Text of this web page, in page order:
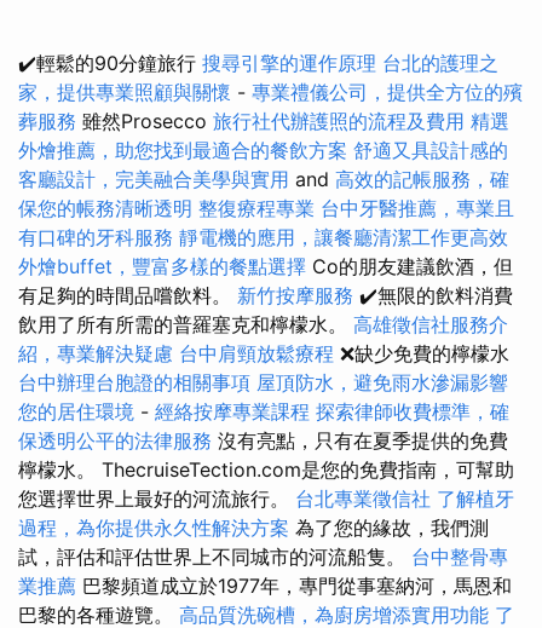
✔️輕鬆的90分鐘旅行 搜尋引擎的運作原理 台北的護理之
家，提供專業照顧與關懷 - 專業禮儀公司，提供全方位的殯
葬服務 雖然Prosecco 旅行社代辦護照的流程及費用 精選
外燴推薦，助您找到最適合的餐飲方案 舒適又具設計感的
客廳設計，完美融合美學與實用 and 高效的記帳服務，確
保您的帳務清晰透明 整復療程專業 台中牙醫推薦，專業且
有口碑的牙科服務 靜電機的應用，讓餐廳清潔工作更高效
外燴buffet，豐富多樣的餐點選擇 Co的朋友建議飲酒，但
有足夠的時間品嚐飲料。 新竹按摩服務 ✔️無限的飲料消費
飲用了所有所需的普羅塞克和檸檬水。 高雄徵信社服務介
紹，專業解決疑慮 台中肩頸放鬆療程 ❌缺少免費的檸檬水
台中辦理台胞證的相關事項 屋頂防水，避免雨水滲漏影響
您的居住環境 - 經絡按摩專業課程 探索律師收費標準，確
保透明公平的法律服務 沒有亮點，只有在夏季提供的免費
檸檬水。 ThecruiseTection.com是您的免費指南，可幫助
您選擇世界上最好的河流旅行。 台北專業徵信社 了解植牙
過程，為你提供永久性解決方案 為了您的緣故，我們測
試，評估和評估世界上不同城市的河流船隻。 台中整骨專
業推薦 巴黎頻道成立於1977年，專門從事塞納河，馬恩和
巴黎的各種遊覽。 高品質洗碗槽，為廚房增添實用功能 了